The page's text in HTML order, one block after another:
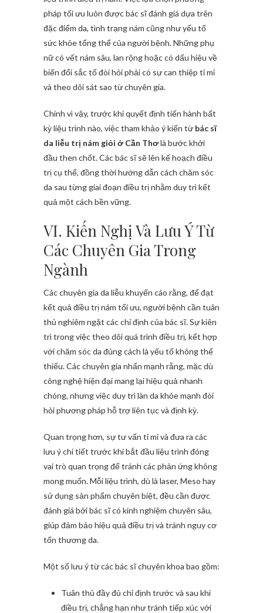
pháp tối ưu luôn được bác sĩ đánh giá dựa trên
đặc điểm da, tình trạng nám cũng như yếu tố
sức khỏe tổng thể của người bệnh. Những phụ
nữ có vết nám sâu, lan rộng hoặc có dấu hiệu về
biến đổi sắc tố đòi hỏi phải có sự can thiệp tỉ mỉ
và theo dõi sát sao từ chuyên gia.
Chính vì vậy, trước khi quyết định tiến hành bất
kỳ liệu trình nào, việc tham khảo ý kiến từ bác sĩ
da liễu trị nám giỏi ở Cần Thơlà bước khởi
đầu then chốt. Các bác sĩ sẽ lên kế hoạch điều
trị cụ thể, đồng thời hướng dẫn cách chăm sóc
da sau từng giai đoạn điều trị nhằm duy trì kết
quả một cách bền vững.
VI. Kiến Nghị Và Lưu Ý Từ
Các Chuyên Gia Trong
Ngành
Các chuyên gia da liễu khuyến cáo rằng, để đạt
kết quả điều trị nám tối ưu, người bệnh cần tuân
thủ nghiêm ngặt các chỉ định của bác sĩ. Sự kiên
trì trong việc theo dõi quá trình điều trị, kết hợp
với chăm sóc da đúng cách là yếu tố không thể
thiếu. Các chuyên gia nhấn mạnh rằng, mặc dù
công nghệ hiện đại mang lại hiệu quả nhanh
chóng, nhưng việc duy trì làn da khỏe mạnh đòi
hỏi phương pháp hỗ trợ liên tục và định kỳ.
Quan trọng hơn, sự tư vấn tỉ mỉ và đưa ra các
lưu ý chi tiết trước khi bắt đầu liệu trình đóng
vai trò quan trọng để tránh các phản ứng không
mong muốn. Mỗi liệu trình, dù là laser, Meso hay
sử dụng sản phẩm chuyên biệt, đều cần được
đánh giá bởi bác sĩ có kinh nghiệm chuyên sâu,
giúp đảm bảo hiệu quả điều trị và tránh nguy cơ
tổn thương da.
Một số lưu ý từ các bác sĩ chuyên khoa bao gồm:
Tuân thủ đầy đủ chỉ định trước và sau khi
điều trị, chẳng hạn như tránh tiếp xúc với